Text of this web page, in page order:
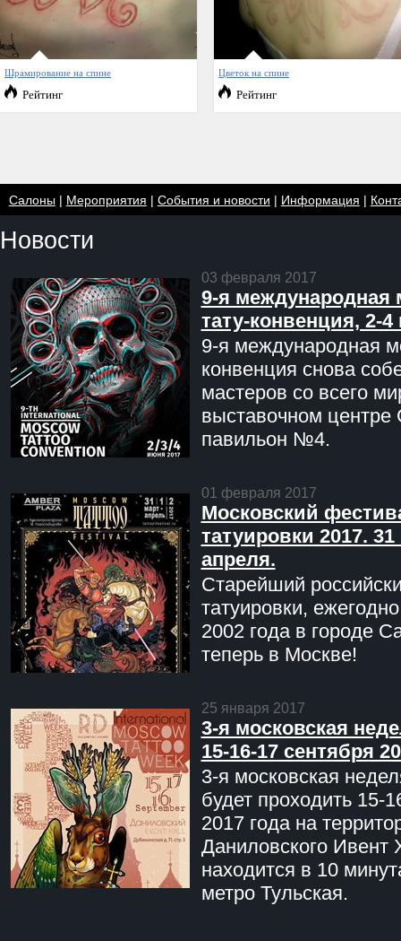
Шрамирование на спине
Рейтинг
Цветок на спине
Рейтинг
Салоны| Мероприятия | События и новости | Информация |
Новости
03 февраля 2017
9-я международная
тату-конвенция, 2-
9-я международная
конвенция снова
мастеров со всего
выставочном центре
павильон №4.
01 февраля 2017
Московский
татуировки 2017. 31
апреля.
Старейший
татуировки,
2002 года в городе
теперь в Москве!
25 января 2017
3-я московская
15-16-17 сентября
3-я московская
будет проходить 15-
2017 года на
Даниловского Ивент
находится в 10
метро Тульская.